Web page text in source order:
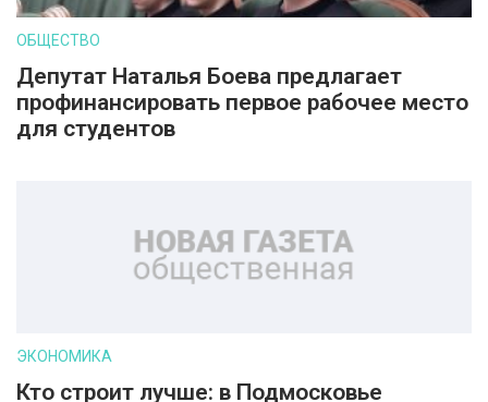
ОБЩЕСТВО
Депутат Наталья Боева предлагает
профинансировать первое рабочее место
для студентов
ЭКОНОМИКА
Кто строит лучше: в Подмосковье